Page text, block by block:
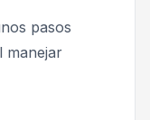
pasos
manejar